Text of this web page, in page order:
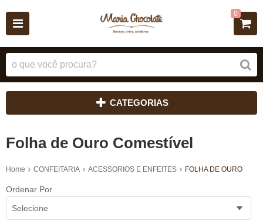
0
CATEGORIAS
Folha de Ouro Comestível
Home CONFEITARIA ACESSORIOS E ENFEITES FOLHA DE OURO
Ordenar Por
Selecione